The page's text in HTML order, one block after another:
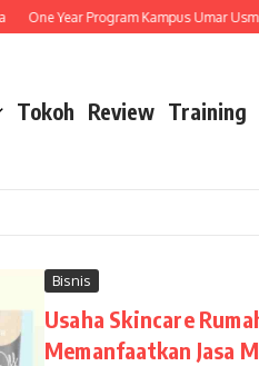
One Year Program Kampus Umar
Tokoh Review Training
Bisnis
Usaha Skincare
Memanfaatkan Jasa